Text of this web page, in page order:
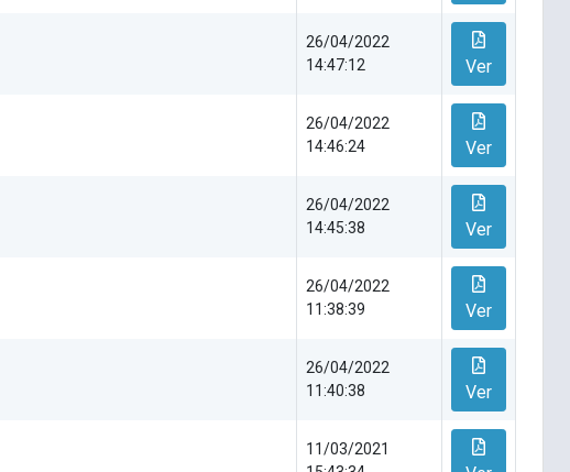
26/04/2022
14:47:12
Ver
26/04/2022
14:46:24
Ver
26/04/2022
14:45:38
Ver
26/04/2022
11:38:39
Ver
26/04/2022
11:40:38
Ver
11/03/2021